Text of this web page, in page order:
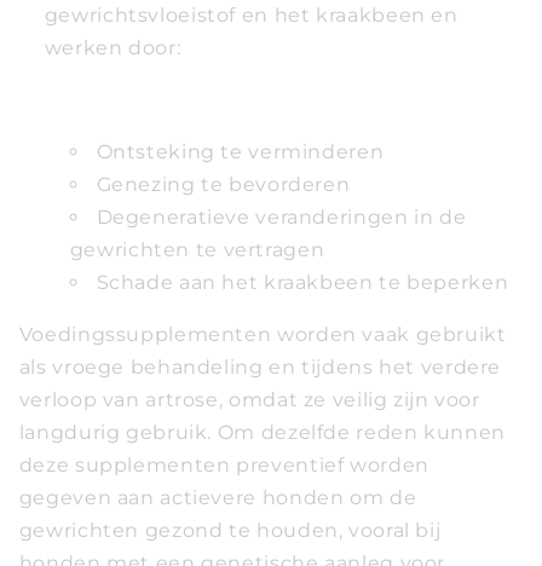
gewrichtsvloeistof en het kraakbeen en
werken door:
Ontsteking te verminderen
Genezing te bevorderen
Degeneratieve veranderingen in de
gewrichten te vertragen
Schade aan het kraakbeen te beperken
Voedingssupplementen worden vaak gebruikt
als vroege behandeling en tijdens het verdere
verloop van artrose, omdat ze veilig zijn voor
langdurig gebruik. Om dezelfde reden kunnen
deze supplementen preventief worden
gegeven aan actievere honden om de
gewrichten gezond te houden, vooral bij